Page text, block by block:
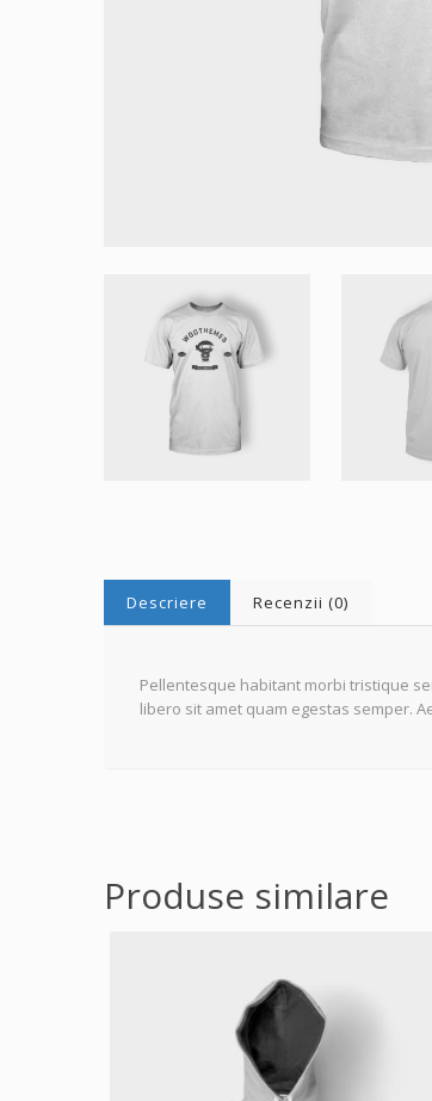
Descriere Recenzii (0)
Pellentesque habitant morbi tristique
libero sit amet quam egestas semper.
Produse similare